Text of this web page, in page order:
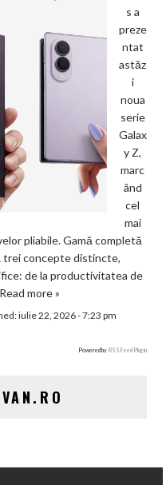
s a
preze
ntat
astăz
i
noua
serie
Galax
y Z,
marc
ând
cel
mai
pliabile. Gamă completă
trei concepte distincte,
de la productivitatea de
Read more »
iulie 22, 2026 - 7:23 pm
Powered by RSS Feed Plugin